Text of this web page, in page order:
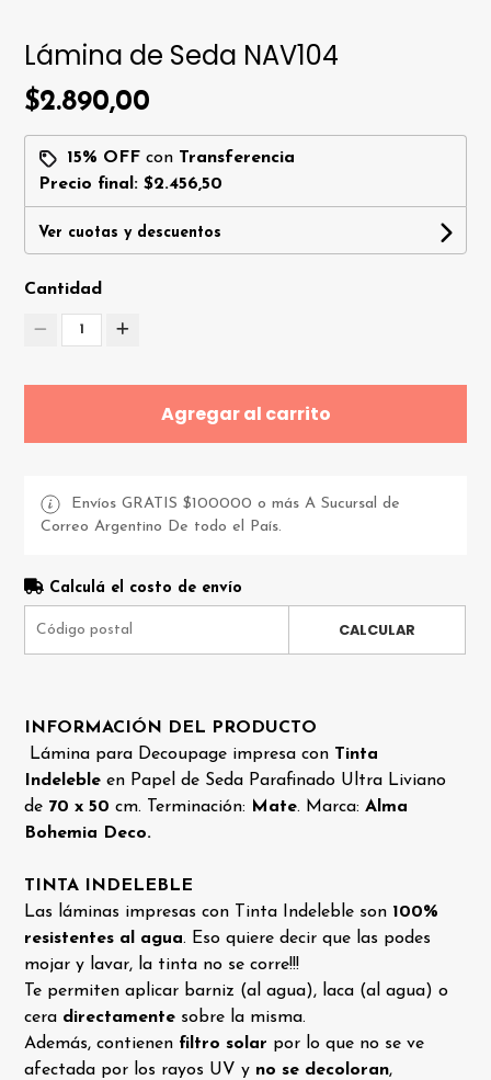
Lámina de Seda NAV104
$2.890,00
15% OFF con Transferencia
Precio final:$2.456,50
Ver cuotas y descuentos
Cantidad
1
Agregar al carrito
Envíos GRATIS $100000 o más A Sucursal de
Correo Argentino De todo el País.
Calculá el costo de envío
CALCULAR
INFORMACIÓN DEL PRODUCTO
Lámina para Decoupage impresa con Tinta
Indeleble en Papel de Seda Parafinado Ultra Liviano
de 70 x 50 cm. Terminación: Mate. Marca: Alma
Bohemia Deco.
TINTA INDELEBLE
Las láminas impresas con Tinta Indeleble son 100%
resistentes al agua. Eso quiere decir que las podes
mojar y lavar, la tinta no se corre!!!
Te permiten aplicar barniz (al agua), laca (al agua) o
cera directamente sobre la misma.
Además, contienen filtro solar por lo que no se ve
afectada por los rayos UV y no se decoloran,